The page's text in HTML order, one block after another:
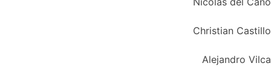
Christian Castillo
Alejandro Vilca